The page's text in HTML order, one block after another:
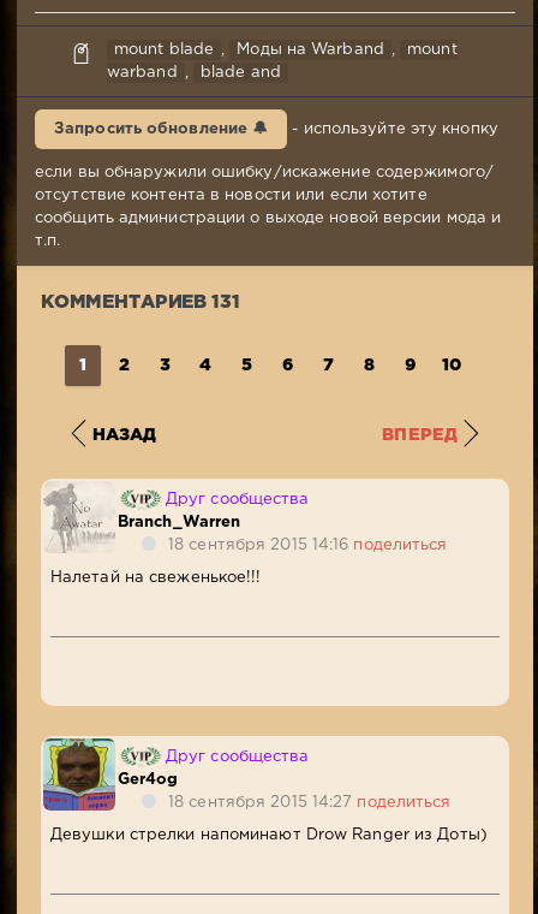
Branch_Warren
09-
Комментариев:
131
Просмотров:
mount blade Моды на Warband
mount
warband
blade and
Запросить обновление 🔔 - используйте эту кнопку
если вы обнаружили ошибку/искажение содержимого/
отсутствие контента в новости или если хотите
сообщить администрации о выходе новой версии мода и
т.п.
КОММЕНТАРИЕВ 131
1 2 3 4 5 6 7 8 9 10
НАЗАД ВПЕРЕД
Друг сообщества
Branch_Warren
18 сентября 2015 14:16 поделиться
Налетай на свеженькое!!!
Друг сообщества
Ger4og
18 сентября 2015 14:27 поделиться
Девушки стрелки напоминают Drow Ranger из Доты)